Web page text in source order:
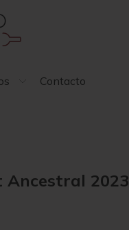
Contacto
2023